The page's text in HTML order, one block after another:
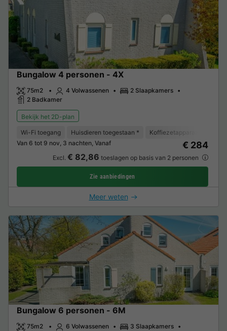
Bungalow 4 personen - 4X
75m2 4 Volwassenen
2 Slaapkamers
2 Badkamer
Bekijk het 2D-plan
Wi-Fi toegang Huisdieren toegestaan * Koffiezetapparaat
Van 6 tot 9 nov, 3 nachten, Vanaf
€ 284
Excl. € 82,86 toeslagen op basis van 2 personen
Zie aanbiedingen
Meer weten
Bungalow 6 personen - 6M
75m2 6 Volwassenen
3 Slaapkamers